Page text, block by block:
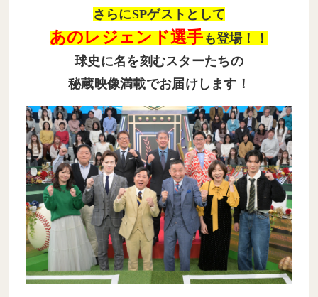
さらにSPゲストとして
あのレジェンド選手も登場！！
球史に名を刻むスターたちの
秘蔵映像満載でお届けします！